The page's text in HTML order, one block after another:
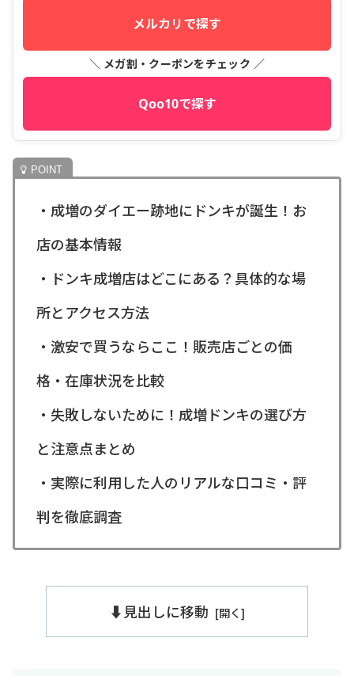
メルカリで探す
＼ メガ割・クーポンをチェック ／
Qoo10で探す
・成増のダイエー跡地にドンキが誕生！お
店の基本情報
・ドンキ成増店はどこにある？具体的な場
所とアクセス方法
・激安で買うならここ！販売店ごとの価
格・在庫状況を比較
・失敗しないために！成増ドンキの選び方
と注意点まとめ
・実際に利用した人のリアルな口コミ・評
判を徹底調査
⬇️見出しに移動